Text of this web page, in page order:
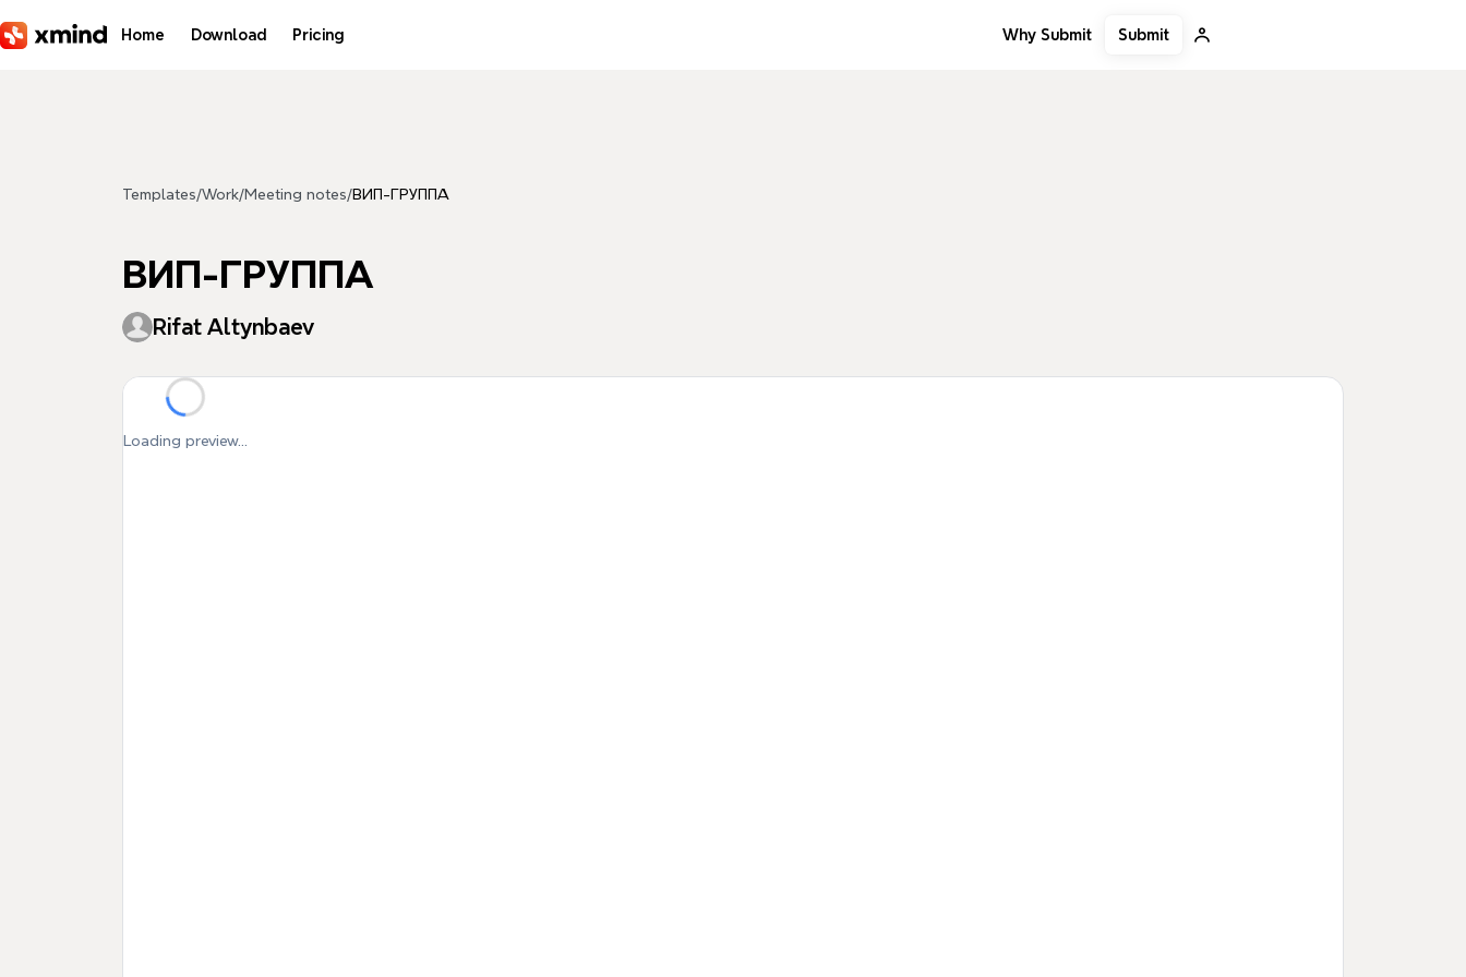
Home Download Pricing Why Submit Submit
Templates/Work/Meeting notes/ВИП-ГРУППА
ВИП-ГРУППА
Rifat Altynbaev
Loading preview...